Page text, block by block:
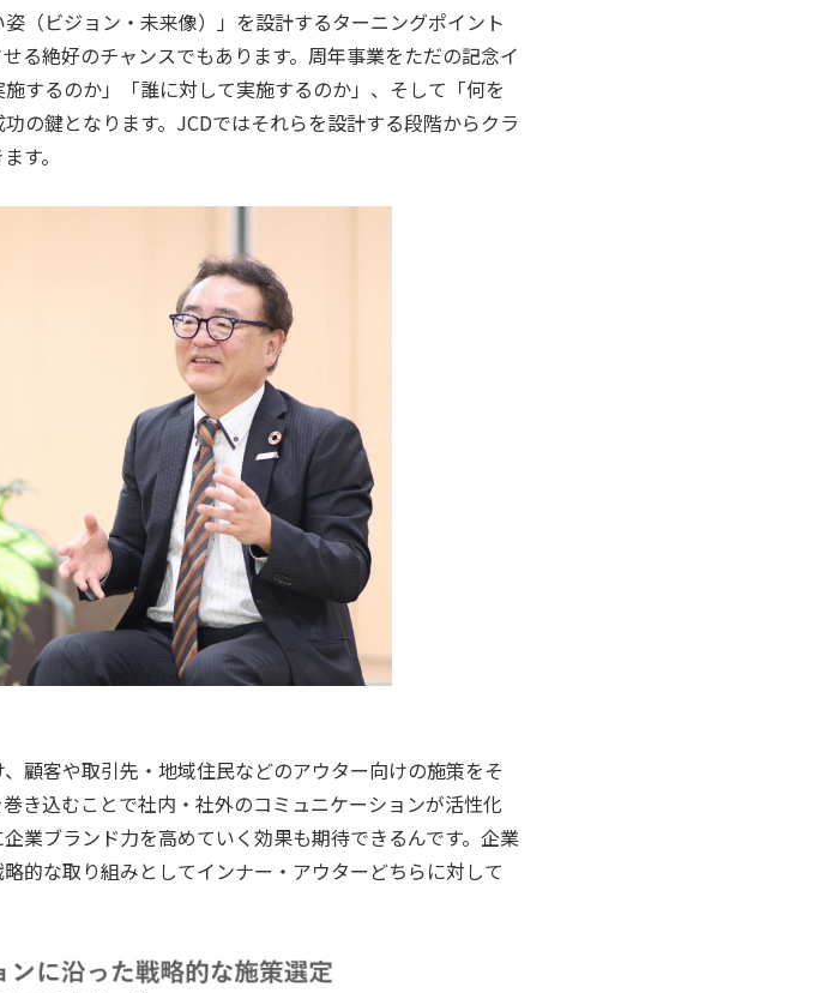
（ビジョン・未来像）」を設計するターニングポイント
る絶好のチャンスでもあります。周年事業をただの記念イ
するのか」「誰に対して実施するのか」、そして「何を
の鍵となります。JCDではそれらを設計する段階からクラ
す。
顧客や取引先・地域住民などのアウター向けの施策をそ
き込むことで社内・社外のコミュニケーションが活性化
業ブランド力を高めていく効果も期待できるんです。企業
的な取り組みとしてインナー・アウターどちらに対して